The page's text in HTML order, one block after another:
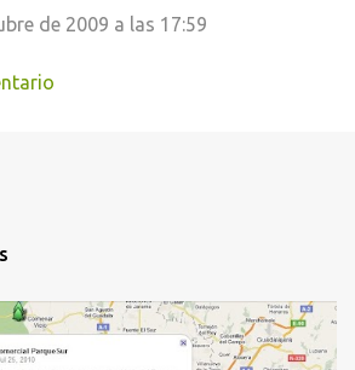
de 2009 a las 17:59